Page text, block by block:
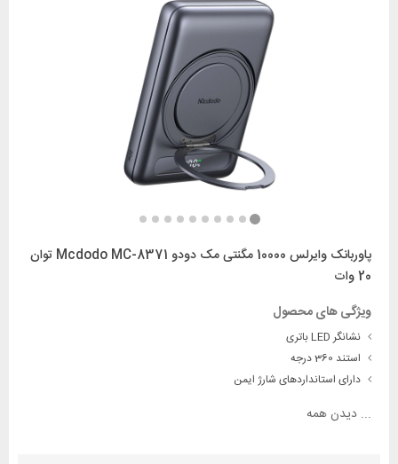
پاوربانک وایرلس 10000 مگنتی مک دودو Mcdodo MC-8371 توان
20 وات
ویژگی های محصول
نشانگر LED باتری
استند 360 درجه
دارای استانداردهای شارژ ایمن
... دیدن همه